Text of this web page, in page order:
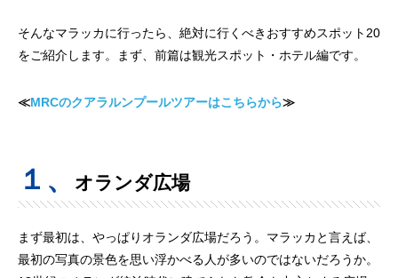
そんなマラッカに行ったら、絶対に行くべきおすすめスポット20
をご紹介します。まず、前篇は観光スポット・ホテル編です。
≪MRCのクアラルンプールツアーはこちらから≫
１、 オランダ広場
まず最初は、やっぱりオランダ広場だろう。マラッカと言えば、
最初の写真の景色を思い浮かべる人が多いのではないだろうか。